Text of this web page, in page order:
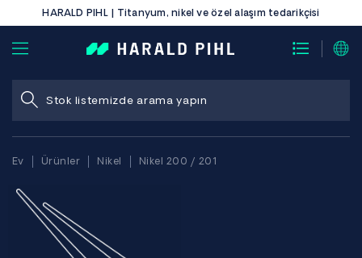
HARALD PIHL | Titanyum, nikel ve özel alaşım tedarikçisi
Ev Ürünler Nikel Nikel 200 / 201